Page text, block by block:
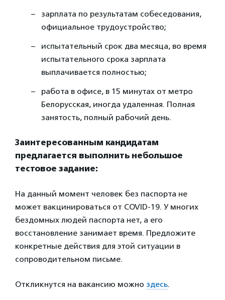
зарплата по результатам собеседования,
официальное трудоустройство;
испытательный срок два месяца, во время
испытательного срока зарплата
выплачивается полностью;
работа в офисе, в 15 минутах от метро
Белорусская, иногда удаленная. Полная
занятость, полный рабочий день.
Заинтересованным кандидатам
предлагается выполнить небольшое
тестовое задание:
На данный момент человек без паспорта не
может вакцинироваться от COVID-19. У многих
бездомных людей паспорта нет, а его
восстановление занимает время. Предложите
конкретные действия для этой ситуации в
сопроводительном письме.
Откликнутся на вакансию можно здесь.